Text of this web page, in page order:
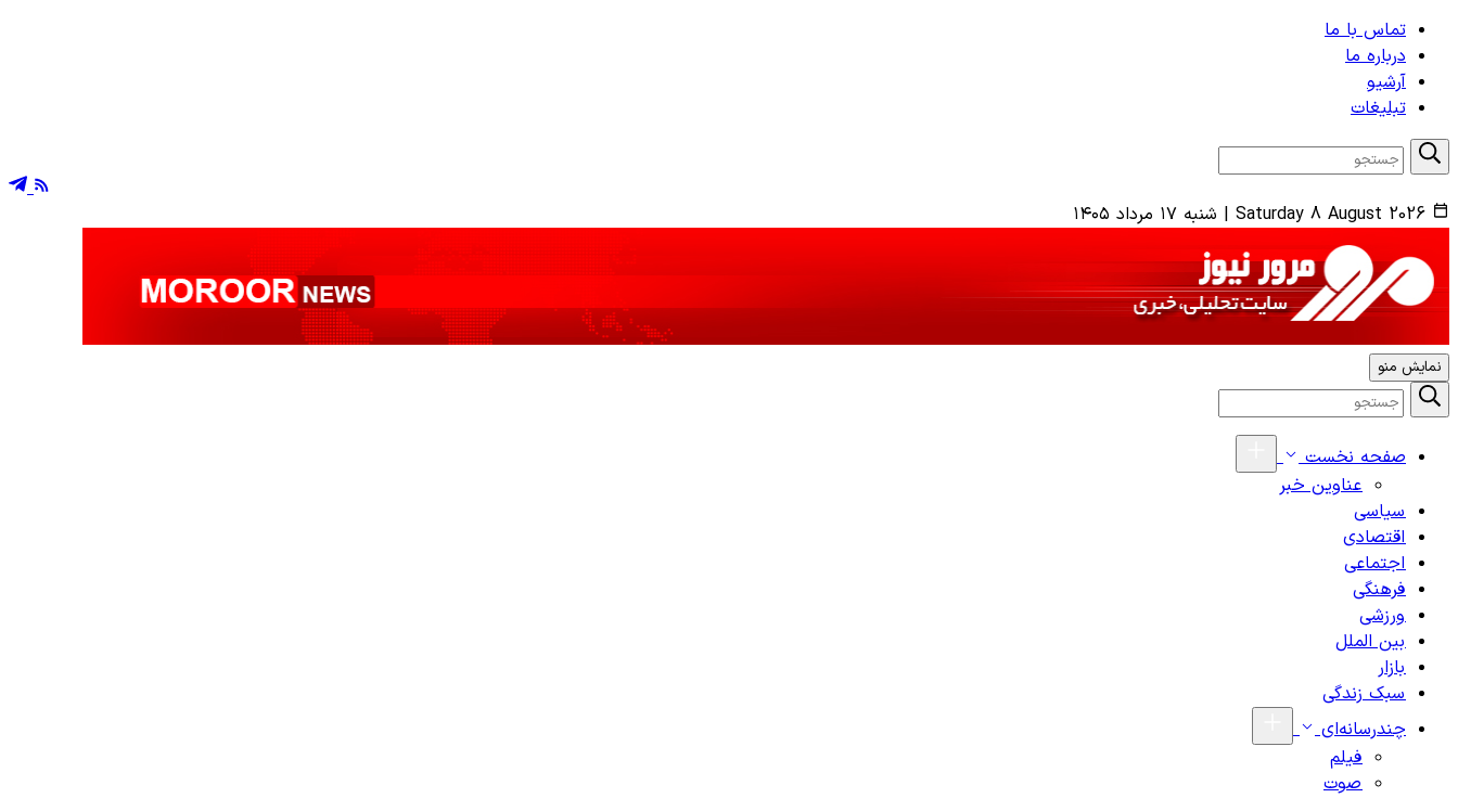
تماس با ما
درباره ما
آرشیو
تبلیغات
Saturday 8 August 2026
| شنبه ۱۷ مرداد ۱۴۰۵
نمایش منو
صفحه نخست
عناوین خبر
سیاسی
اقتصادی
اجتماعی
فرهنگی
ورزشی
بین الملل
بازار
سبک زندگی
چندرسانه‌ای
فیلم
صوت